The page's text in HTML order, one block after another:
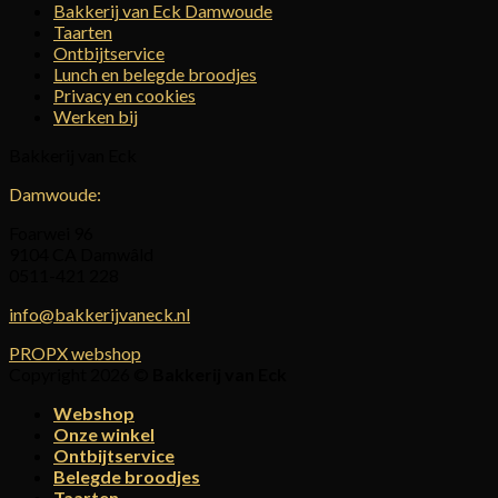
Bakkerij van Eck Damwoude
Taarten
Ontbijtservice
Lunch en belegde broodjes
Privacy en cookies
Werken bij
Damwoude:
info@bakkerijvaneck.nl
PROPX webshop
Webshop
Onze winkel
Ontbijtservice
Belegde broodjes